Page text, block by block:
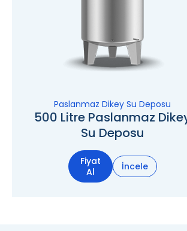
Paslanmaz Dikey Su Deposu
500 Litre Paslanmaz
Su Deposu
Fiyat
Al
İncele